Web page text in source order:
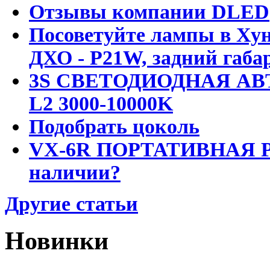
Отзывы компании DLED
Посоветуйте лампы в
ДХО - P21W, задний
3S СВЕТОДИОДНАЯ
L2 3000-10000K
Подобрать цоколь
VX-6R ПОРТАТИВНАЯ
наличии?
Другие статьи
Новинки